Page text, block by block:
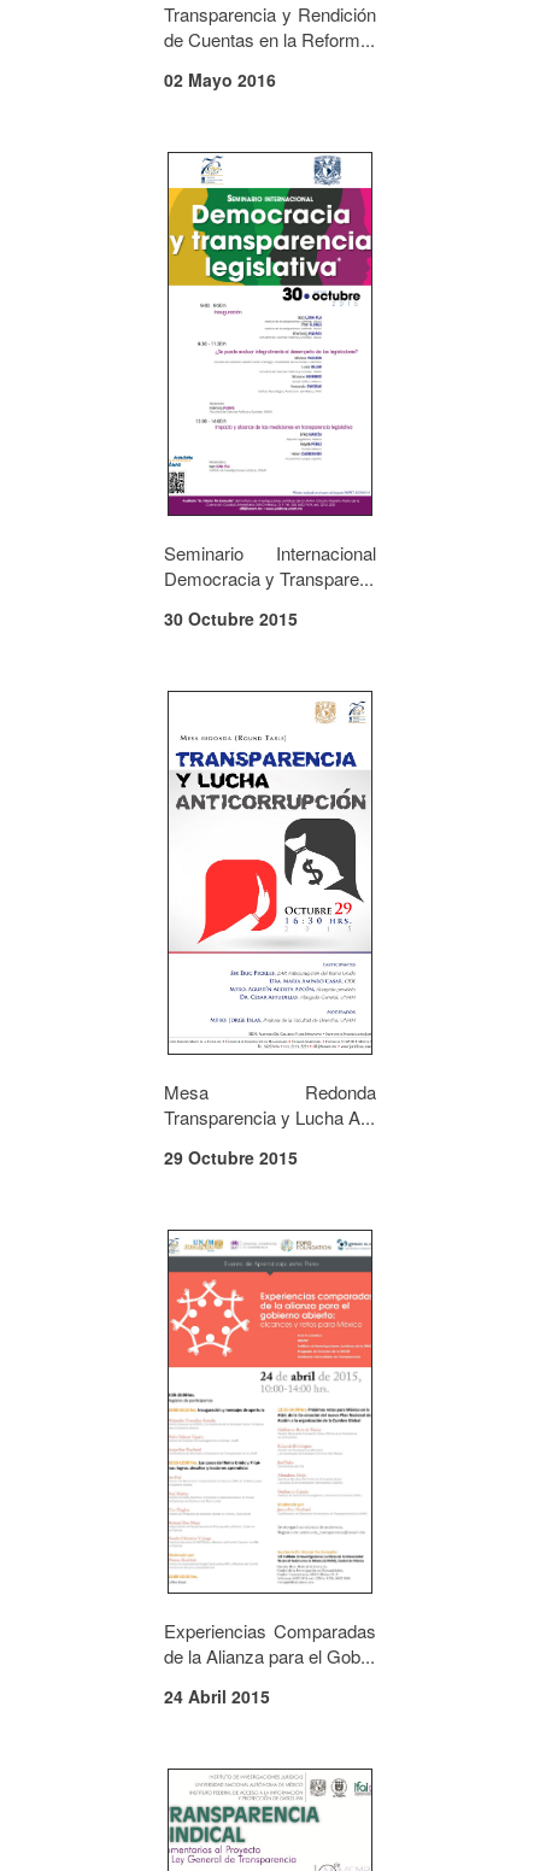
Transparencia y Rendición
de Cuentas en la Reform...
02 Mayo 2016
Seminario Internacional
Democracia y Transpare...
30 Octubre 2015
Mesa Redonda
Transparencia y Lucha A...
29 Octubre 2015
Experiencias Comparadas
de la Alianza para el Gob...
24 Abril 2015